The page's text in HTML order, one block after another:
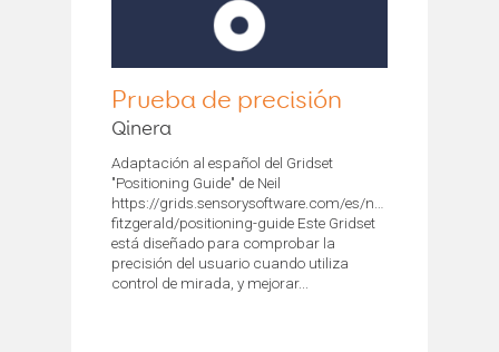
Prueba de precisión
Qinera
Adaptación al español del Gridset
"Positioning Guide" de Neil
https://grids.sensorysoftware.com/es/neil-
fitzgerald/positioning-guide Este Gridset
está diseñado para comprobar la
precisión del usuario cuando utiliza
control de mirada, y mejorar...